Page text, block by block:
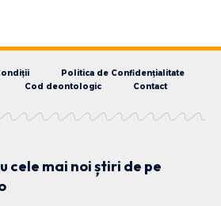
Politica de Confidențialitate
Cod deontologic Contact
cele mai noi știri de pe